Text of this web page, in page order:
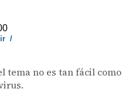
/
tema no es tan fácil como